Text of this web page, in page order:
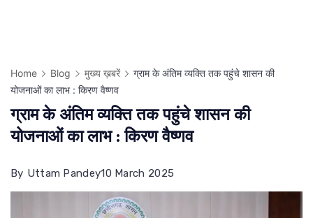
Home Blog मुख्य ख़बरें
ग्राम के अंतिम व्यक्ति तक पहुंचे शासन की
योजनाओं का लाभ : किरण वैष्णव
ग्राम के अंतिम व्यक्ति तक पहुंचे शासन की
योजनाओं का लाभ : किरण वैष्णव
By Uttam Pandey10 March 2025